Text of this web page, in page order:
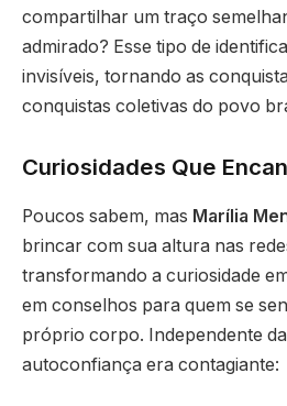
compartilhar um traço
admirado? Esse tipo de
invisíveis, tornando as
conquistas coletivas do povo
Curiosidades Que
Poucos sabem, mas Marília
brincar com sua altura nas
transformando a curiosidade
em conselhos para quem se
próprio corpo. Independente
autoconfiança era contagiante: